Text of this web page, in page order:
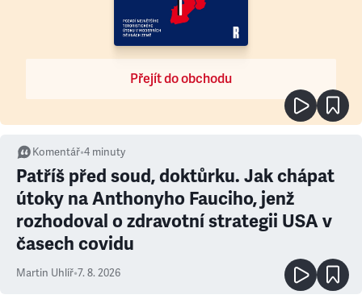
Přejít do obchodu
Komentář•4 minuty
Patříš před soud, doktůrku. Jak chápat
útoky na Anthonyho Fauciho, jenž
rozhodoval o zdravotní strategii USA v
časech covidu
Martin Uhlíř•7. 8. 2026